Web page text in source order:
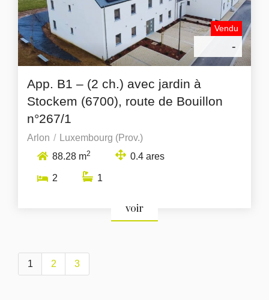
Vendu
-
App. B1 – (2 ch.) avec jardin à
Stockem (6700), route de Bouillon
n°267/1
Arlon
Luxembourg (Prov.)
88.28 m2 0.4 ares
2 1
voir
1 2 3